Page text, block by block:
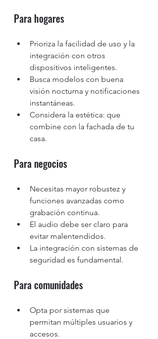
Para hogares
Prioriza la facilidad de uso y la
integración con otros
dispositivos inteligentes.
Busca modelos con buena
visión nocturna y notificaciones
instantáneas.
Considera la estética: que
combine con la fachada de tu
casa.
Para negocios
Necesitas mayor robustez y
funciones avanzadas como
grabación continua.
El audio debe ser claro para
evitar malentendidos.
La integración con sistemas de
seguridad es fundamental.
Para comunidades
Opta por sistemas que
permitan múltiples usuarios y
accesos.